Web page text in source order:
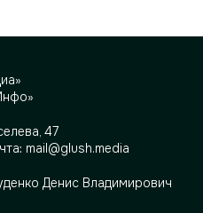
47
mail@glush.media
Денис Владимирович